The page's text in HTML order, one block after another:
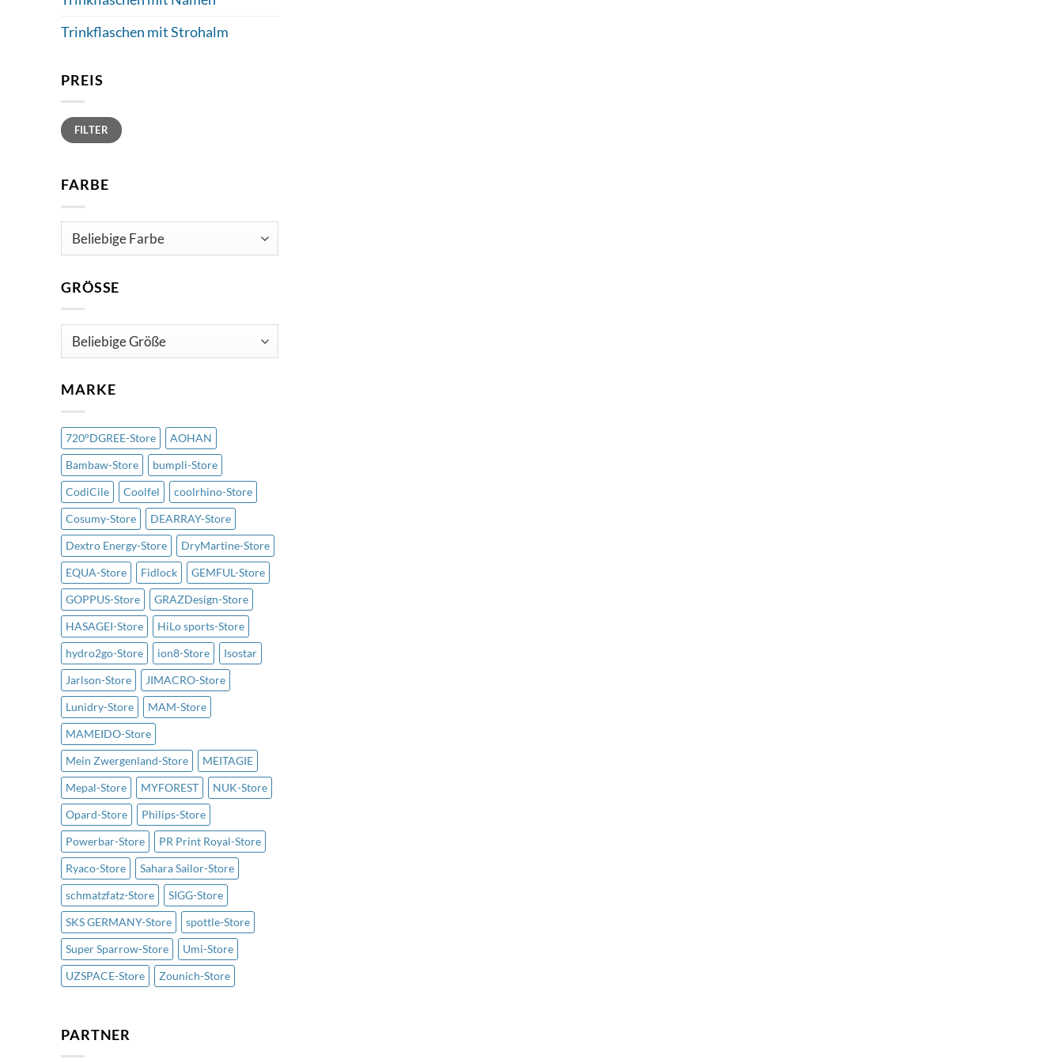
Trinkflaschen mit Strohalm
PREIS
Min.
Preis
Max.
PreisFILTER
FARBE
GRÖSSE
MARKE
720°DGREE-Store
AOHAN
Bambaw-Store
bumpli-Store
CodiCile
Coolfel
coolrhino-Store
Cosumy-Store
DEARRAY-Store
Dextro Energy-Store
DryMartine-Store
EQUA-Store
Fidlock
GEMFUL-Store
GOPPUS-Store
GRAZDesign-Store
HASAGEI-Store
HiLo sports-Store
hydro2go-Store
ion8-Store
Isostar
Jarlson-Store
JIMACRO-Store
Lunidry-Store
MAM-Store
MAMEIDO-Store
Mein Zwergenland-Store
MEITAGIE
Mepal-Store
MYFOREST
NUK-Store
Opard-Store
Philips-Store
Powerbar-Store
PR Print Royal-Store
Ryaco-Store
Sahara Sailor-Store
schmatzfatz-Store
SIGG-Store
SKS GERMANY-Store
spottle-Store
Super Sparrow-Store
Umi-Store
UZSPACE-Store
Zounich-Store
PARTNER